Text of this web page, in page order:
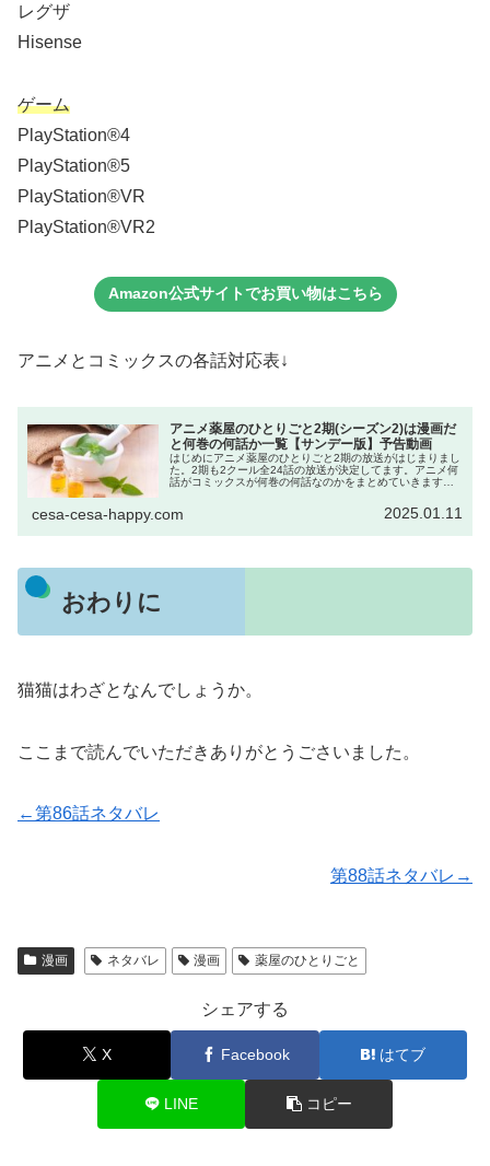
レグザ
Hisense
ゲーム
PlayStation®4
PlayStation®5
PlayStation®VR
PlayStation®VR2
Amazon公式サイトでお買い物はこちら
アニメとコミックスの各話対応表↓
アニメ薬屋のひとりごと2期(シーズン2)は漫画だ
と何巻の何話か一覧【サンデー版】予告動画
はじめにアニメ薬屋のひとりごと2期の放送がはじまりまし
た。2期も2クール全24話の放送が決定してます。アニメ何
話がコミックスが何巻の何話なのかをまとめていきます。
cesa-cesa-happy.com 2025.01.11
おわりに
猫猫はわざとなんでしょうか。
ここまで読んでいただきありがとうごさいました。
←第86話ネタバレ
第88話ネタバレ→
漫画 ネタバレ 漫画 薬屋のひとりごと
シェアする
X Facebook はてブ
LINE コピー